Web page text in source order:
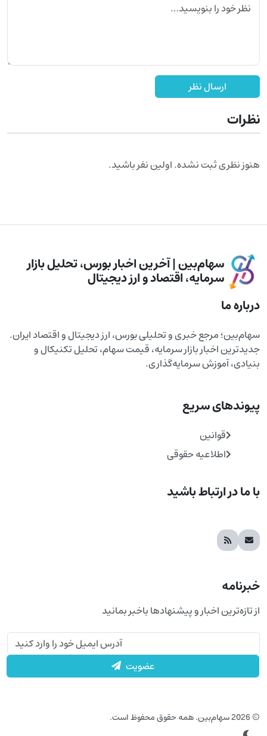
ارسال نظر
نظرات
هنوز نظری ثبت نشده. اولین نفر باشید.
سهام‌بین | آخرین اخبار بورس، تحلیل بازار
سرمایه، اقتصاد و ارز دیجیتال
درباره ما
سهام‌بین؛ مرجع خبری و تحلیلی بورس، ارز دیجیتال و اقتصاد ایران.
جدیدترین اخبار بازار سرمایه، قیمت سهام، تحلیل تکنیکال و
بنیادی، آموزش سرمایه‌گذاری.
پیوندهای سریع
قوانین
اطلاعیه حقوقی
با ما در ارتباط باشید
خبرنامه
از تازه‌ترین اخبار و پیشنهادها باخبر بمانید
عضویت
© 2026 سهام‌بین. همه حقوق محفوظ است.